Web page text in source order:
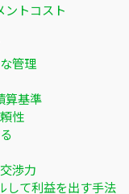
ントコスト
管理
算基準
性
渉力
して利益を出す手法